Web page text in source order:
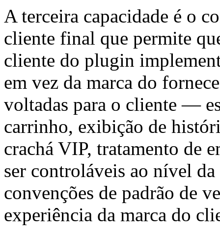
A terceira capacidade é o
cliente final que permite
cliente do plugin
em vez da marca do
voltadas para o cliente —
carrinho, exibição de
crachá VIP, tratamento de
ser controláveis ao nível
convenções de padrão de
experiência da marca do